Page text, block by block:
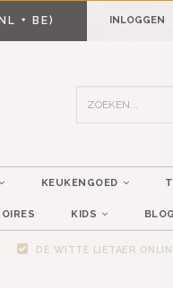
+ BE) INLOGGEN
KEUKENGOED
KIDS BLOG
DE WITTE LIETAER